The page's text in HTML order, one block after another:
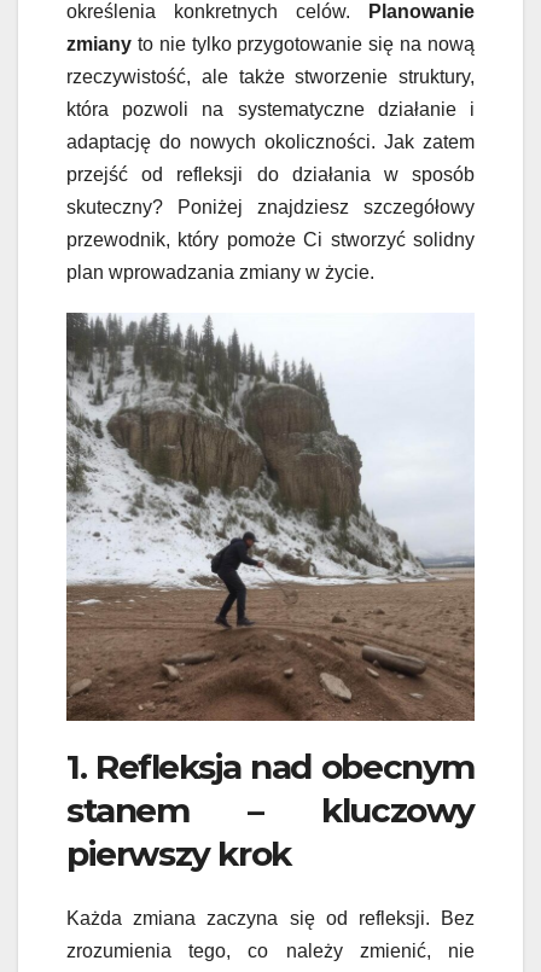
określenia konkretnych celów.
Planowanie
zmiany to nie tylko przygotowanie się na nową
rzeczywistość, ale także stworzenie struktury,
która pozwoli na systematyczne działanie i
adaptację do nowych okoliczności. Jak zatem
przejść od refleksji do działania w sposób
skuteczny? Poniżej znajdziesz szczegółowy
przewodnik, który pomoże Ci stworzyć solidny
plan wprowadzania zmiany w życie.
1. Refleksja nad obecnym
stanem – kluczowy
pierwszy krok
Każda zmiana zaczyna się od refleksji. Bez
zrozumienia tego, co należy zmienić, nie